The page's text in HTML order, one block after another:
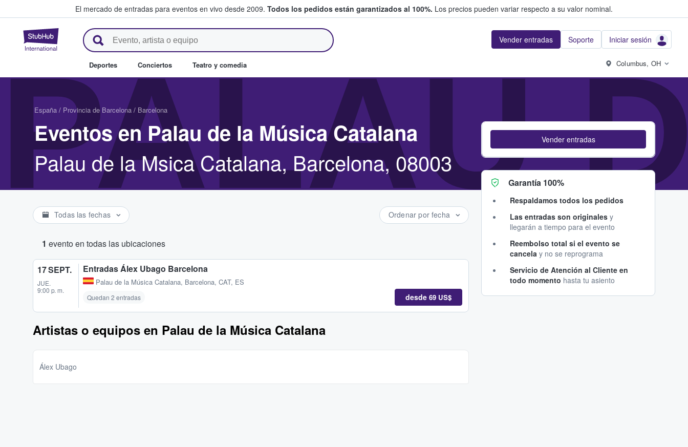
El mercado de entradas para eventos en vivo desde 2009. Todos los pedidos están garantizados al 100%. Los precios pueden variar respecto a su valor nominal.
StubHub: compra y venta de entradas entre fans Vender entradas Soporte Iniciar sesión
Deportes Conciertos Teatro y comedia Columbus, OH
PALAU
España / Provincia de Barcelona / Barcelona
Eventos en Palau de la Música Catalana
Palau de la Msica Catalana, Barcelona, 08003
Todas las fechas Ordenar por fecha
1 evento en todas las ubicaciones
17 SEPT.
JUE.
9:00 p. m.
Entradas Álex Ubago Barcelona
Palau de la Música Catalana, Barcelona, CAT, ES
Quedan 2 entradas desde 69 US$
Artistas o equipos en Palau de la Música Catalana
Álex Ubago
Vender entradas
Garantía 100%
Respaldamos todos los pedidos
Las entradas son originales y
llegarán a tiempo para el evento
Reembolso total si el evento se
cancela y no se reprograma
Servicio de Atención al Cliente en
todo momento hasta tu asiento